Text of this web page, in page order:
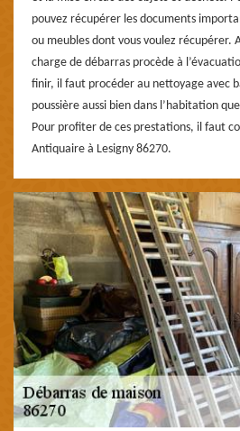
pouvez récupérer les documents
ou meubles dont vous voulez récupérer.
charge de débarras procède à
finir, il faut procéder au nettoyage avec
poussière aussi bien dans l’habitation
Pour profiter de ces prestations, il faut
Antiquaire à Lesigny 86270.